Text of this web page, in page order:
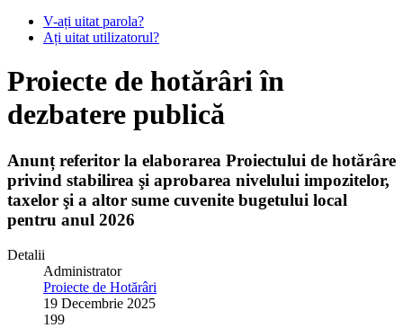
V-ați uitat parola?
Ați uitat utilizatorul?
Proiecte de hotărâri în
dezbatere publică
Anunț referitor la elaborarea Proiectului de hotărâre
privind stabilirea şi aprobarea nivelului impozitelor,
taxelor şi a altor sume cuvenite bugetului local
pentru anul 2026
Detalii
Administrator
Proiecte de Hotărâri
19 Decembrie 2025
199